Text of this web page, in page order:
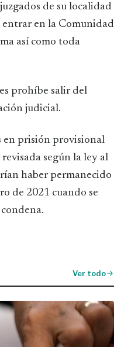
de su localidad
en la Comunidad
así como toda
prohíbe salir del
judicial.
en prisión provisional
según la ley al
haber permanecido
de 2021 cuando se
Ver todo